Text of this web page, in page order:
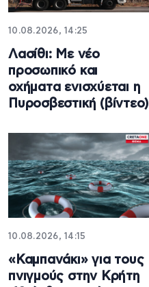
10.08.2026, 14:25
Λασίθι: Με νέο
προσωπικό και
οχήματα ενισχύεται η
Πυροσβεστική (βίντεο)
10.08.2026, 14:15
«Καμπανάκι» για τους
πνιγμούς στην Κρήτη